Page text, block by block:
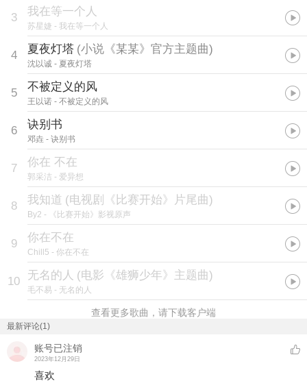
3 我在等一个人
苏星婕 - 我在等一个人
4 夏夜灯塔 (小说《某某》官方主题曲)
沈以诚 - 夏夜灯塔
5 不被定义的风
王以诺 - 不被定义的风
6 诀别书
邓垚 - 诀别书
7 你在 不在
郭采洁 - 爱异想
8 我知道 (电视剧《比赛开始》片尾曲)
By2 - 《比赛开始》影视原声
9 你在不在
Chill5 - 你在不在
10 无名的人 (电影《雄狮少年》主题曲)
毛不易 - 无名的人
查看更多歌曲，请下载客户端
最新评论(1)
账号已注销
2023年12月29日
喜欢